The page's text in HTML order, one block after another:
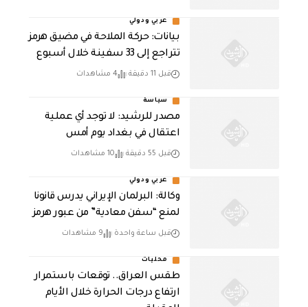
عربي ودولي
بيانات: حركة الملاحة في مضيق هرمز
تتراجع إلى 33 سفينة خلال أسبوع
قبل 11 دقيقة 4 مشاهدات
سياسة
مصدر للرشيد: لا توجد أي عملية
اعتقال في بغداد يوم أمس
قبل 55 دقيقة 10 مشاهدات
عربي ودولي
وكالة: البرلمان الإيراني يدرس قانونا
لمنع “سفن معادية” من عبور هرمز
قبل ساعة واحدة 9 مشاهدات
محليات
طقس العراق.. توقعات باستمرار
ارتفاع درجات الحرارة خلال الأيام